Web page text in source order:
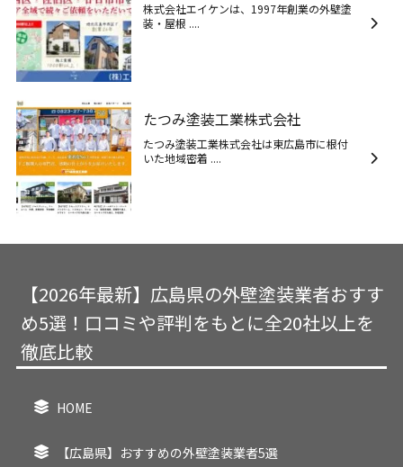
株式会社エイケンは、1997年創業の外壁塗
装・屋根 ....
たつみ塗装工業株式会社
たつみ塗装工業株式会社は東広島市に根付
いた地域密着 ....
【2026年最新】広島県の外壁塗装業者おすす
め5選！口コミや評判をもとに全20社以上を
徹底比較
HOME
【広島県】おすすめの外壁塗装業者5選